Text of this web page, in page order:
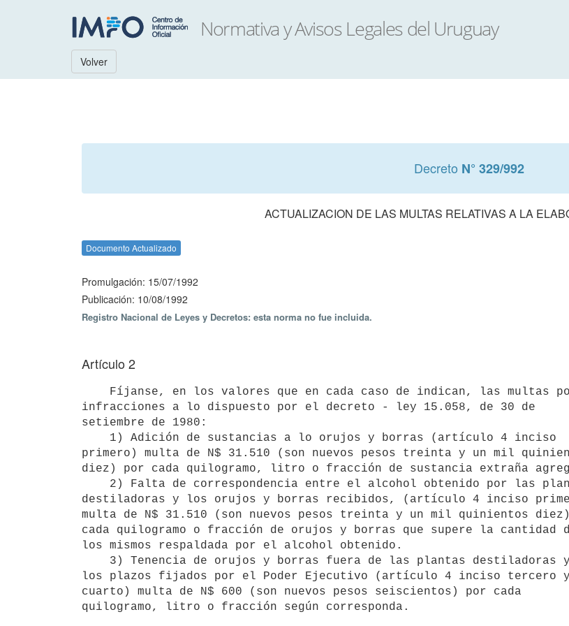
Volver
Decreto N° 329/992
ACTUALIZACION DE LAS MULTAS RELATIVAS A LA
Documento Actualizado
Promulgación: 15/07/1992
Publicación: 10/08/1992
Registro Nacional de Leyes y Decretos: esta norma no fue incluida.
Artículo 2
infracciones a lo dispuesto por el decreto - ley 15.058, de 30 de
setiembre de 1980:
primero) multa de N$ 31.510 (son nuevos pesos treinta y un mil
diez) por cada quilogramo, litro o fracción de sustancia extraña
destiladoras y los orujos y borras recibidos, (artículo 4 inciso
multa de N$ 31.510 (son nuevos pesos treinta y un mil quinientos
cada quilogramo o fracción de orujos y borras que supere la cantidad
los mismos respaldada por el alcohol obtenido.
los plazos fijados por el Poder Ejecutivo (artículo 4 inciso tercero y
cuarto) multa de N$ 600 (son nuevos pesos seiscientos) por cada